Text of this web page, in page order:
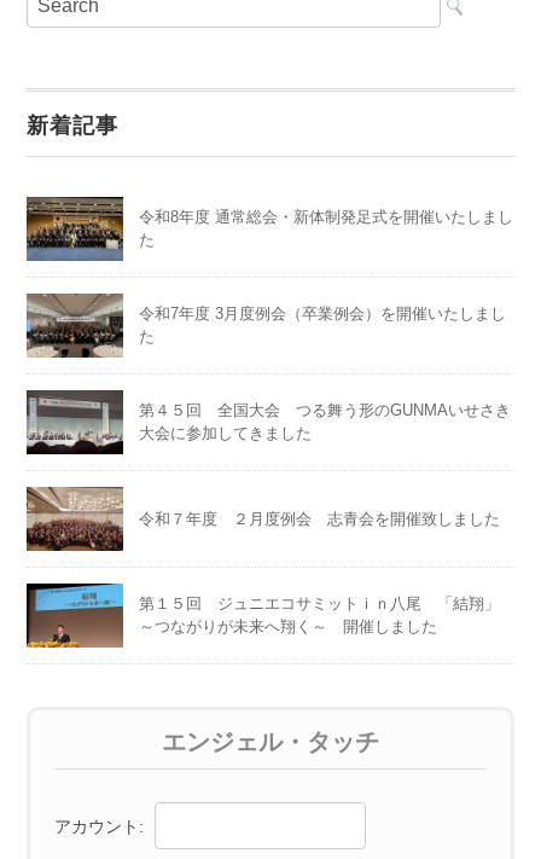
新着記事
令和8年度 通常総会・新体制発足式を開催いたしまし
た
令和7年度 3月度例会（卒業例会）を開催いたしまし
た
第４５回 全国大会 つる舞う形のGUNMAいせさき
大会に参加してきました
令和７年度 ２月度例会 志青会を開催致しました
第１５回 ジュニエコサミットｉｎ八尾 「結翔」
～つながりが未来へ翔く～ 開催しました
エンジェル・タッチ
アカウント: